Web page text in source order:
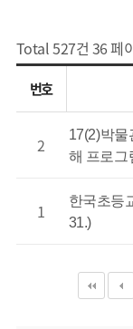
Total 527건 36 페
번호
2
17(2)박물
해 프로그
1
한국초등
31.)